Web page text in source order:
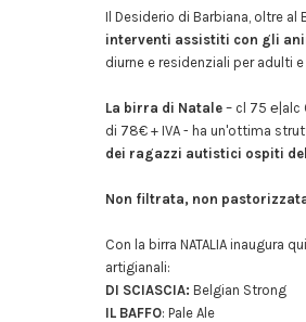
Il Desiderio di Barbiana, oltre
interventi assistiti con gli
diurne e residenziali per adulti
La birra di Natale – cl 75 ℮|alc
di 78€ + IVA - ha un'ottima
dei ragazzi autistici ospiti
Non filtrata, non
Con la birra NATALIA inaugura
artigianali:
DI SCIASCIA: Belgian Strong
IL BAFFO: Pale Ale